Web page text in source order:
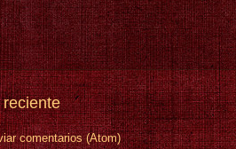
comentarios (Atom)